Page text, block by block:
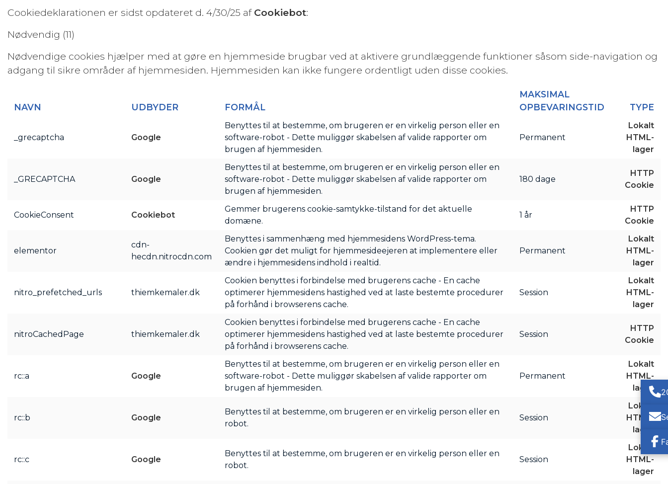
Cookiedeklarationen er sidst opdateret d. 4/30/25 af Cookiebot:
Nødvendig (11)
Nødvendige cookies hjælper med at gøre en hjemmeside brugbar ved at aktivere grundlæggende funktioner såsom side-navigation og
adgang til sikre områder af hjemmesiden. Hjemmesiden kan ikke fungere ordentligt uden disse cookies.
NAVN UDBYDER FORMÅL
MAKSIMAL
OPBEVARINGSTID
TYPE
_grecaptcha Google
Benyttes til at bestemme, om brugeren er en virkelig person eller en
software-robot - Dette muliggør skabelsen af valide rapporter om
brugen af hjemmesiden.
Permanent
Lokalt
HTML-
lager
_GRECAPTCHA Google
Benyttes til at bestemme, om brugeren er en virkelig person eller en
software-robot - Dette muliggør skabelsen af valide rapporter om
brugen af hjemmesiden.
180 dage
HTTP
Cookie
CookieConsent Cookiebot
Gemmer brugerens cookie-samtykke-tilstand for det aktuelle
domæne.
1 år
HTTP
Cookie
elementor
cdn-
hecdn.nitrocdn.com
Benyttes i sammenhæng med hjemmesidens WordPress-tema.
Cookien gør det muligt for hjemmesideejeren at implementere eller
ændre i hjemmesidens indhold i realtid.
Permanent
Lokalt
HTML-
lager
nitro_prefetched_urls thiemkemaler.dk
Cookien benyttes i forbindelse med brugerens cache - En cache
optimerer hjemmesidens hastighed ved at laste bestemte procedurer
på forhånd i browserens cache.
Session
Lokalt
HTML-
lager
nitroCachedPage thiemkemaler.dk
Cookien benyttes i forbindelse med brugerens cache - En cache
optimerer hjemmesidens hastighed ved at laste bestemte procedurer
på forhånd i browserens cache.
Session
HTTP
Cookie
rc::a Google
Benyttes til at bestemme, om brugeren er en virkelig person eller en
software-robot - Dette muliggør skabelsen af valide rapporter om
brugen af hjemmesiden.
Permanent
Lokalt
HTML-
lager
rc::b Google
Benyttes til at bestemme, om brugeren er en virkelig person eller en
robot.
Session
Lokalt
HTML-
lager
rc::c Google
Benyttes til at bestemme, om brugeren er en virkelig person eller en
robot.
Session
Lokalt
HTML-
lager